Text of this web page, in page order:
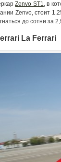
Zenvo ST1, в
Zenvo, стоит
до сотни за
La Ferrari